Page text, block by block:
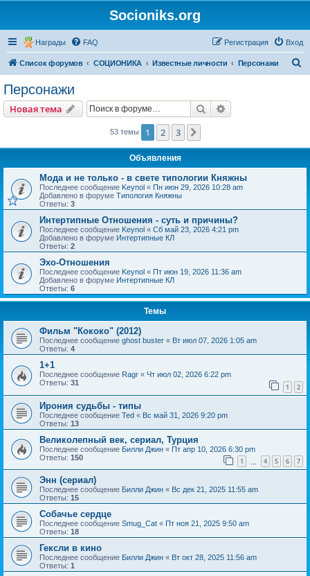
Socioniks.org
Награды FAQ Вход
Регистрация
Список форумов СОЦИОНИКА Известные личности Персонажи
Персонажи
Новая тема Поиск
53 темы 1 2 3
Объявления
Мода и не только - в свете типологии Княжны
Последнее сообщение Keynol « Пн июн 29, 2026 10:28 am
Добавлено в форуме Типология Княжны
Ответы: 3
Интертипные Отношения - суть и причины?
Последнее сообщение Keynol « Сб май 23, 2026 4:21 pm
Добавлено в форуме Интертипные КЛ
Ответы: 2
Эхо-Отношения
Последнее сообщение Keynol « Пт июн 19, 2026 11:36 am
Добавлено в форуме Интертипные КЛ
Ответы: 6
Темы
Фильм "Кококо" (2012)
Последнее сообщение ghost buster « Вт июл 07, 2026 1:05 am
Ответы: 4
1+1
Последнее сообщение Ragr « Чт июл 02, 2026 6:22 pm
Ответы: 31 1 2
Ирония судьбы - типы
Последнее сообщение Ted « Вс май 31, 2026 9:20 pm
Ответы: 13
Великолепный век, сериал, Турция
Последнее сообщение Билли Джин « Пт апр 10, 2026 6:30 pm
Ответы: 150 1 4 5 6 7
Энн (сериал)
Последнее сообщение Билли Джин « Вс дек 21, 2025 11:55 am
Ответы: 15
Собачье сердце
Последнее сообщение Smug_Cat « Пт ноя 21, 2025 9:50 am
Ответы: 18
Гексли в кино
Последнее сообщение Билли Джин « Вт окт 28, 2025 11:56 am
Ответы: 1